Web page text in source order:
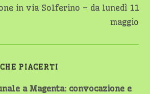
in via Solferino – da lunedì 11
maggio
PIACERTI
a Magenta: convocazione e